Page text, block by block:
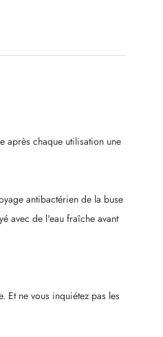
après chaque utilisation une
antibactérien de la buse
avec de l'eau fraîche avant
Et ne vous inquiétez pas les